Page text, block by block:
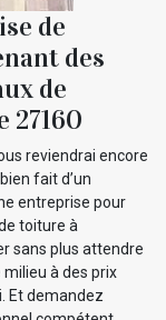
de
des
de
27160
reviendrai encore
fait d’un
entreprise pour
toiture à
sans plus attendre
à des prix
Et demandez